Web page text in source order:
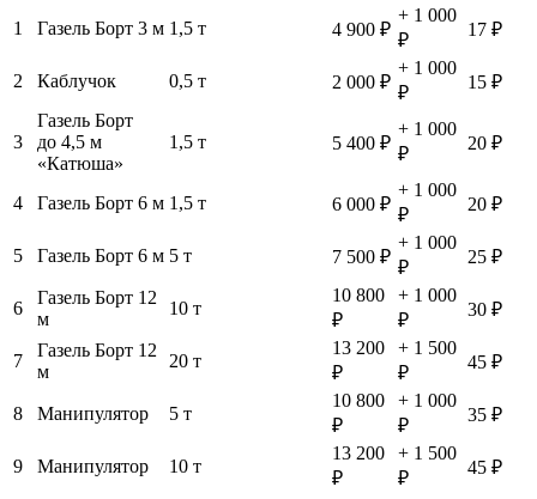
1 Газель Борт 3 м 1,5 т 4 900 ₽
+ 1 000
₽
17 ₽
2 Каблучок 0,5 т 2 000 ₽
+ 1 000
₽
15 ₽
3
Газель Борт
до 4,5 м
«Катюша»
1,5 т 5 400 ₽
+ 1 000
₽
20 ₽
4 Газель Борт 6 м 1,5 т 6 000 ₽
+ 1 000
₽
20 ₽
5 Газель Борт 6 м 5 т 7 500 ₽
+ 1 000
₽
25 ₽
6
Газель Борт 12
м
10 т
10 800
₽
+ 1 000
₽
30 ₽
7
Газель Борт 12
м
20 т
13 200
₽
+ 1 500
₽
45 ₽
8 Манипулятор 5 т
10 800
₽
+ 1 000
₽
35 ₽
9 Манипулятор 10 т
13 200
₽
+ 1 500
₽
45 ₽